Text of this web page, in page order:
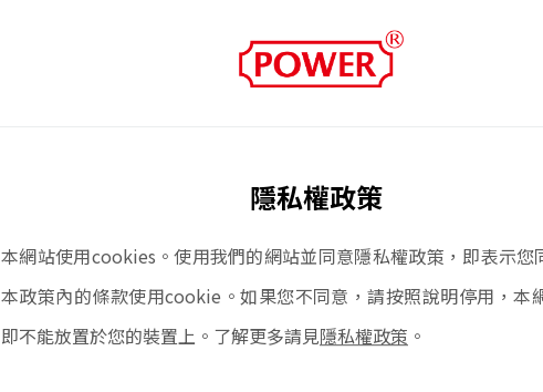
隱私權政策
本網站使用cookies。使用我們的網站並同意隱私權政策，即表示您
本政策內的條款使用cookie。如果您不同意，請按照說明停用，本
即不能放置於您的裝置上。了解更多請見隱私權政策 。